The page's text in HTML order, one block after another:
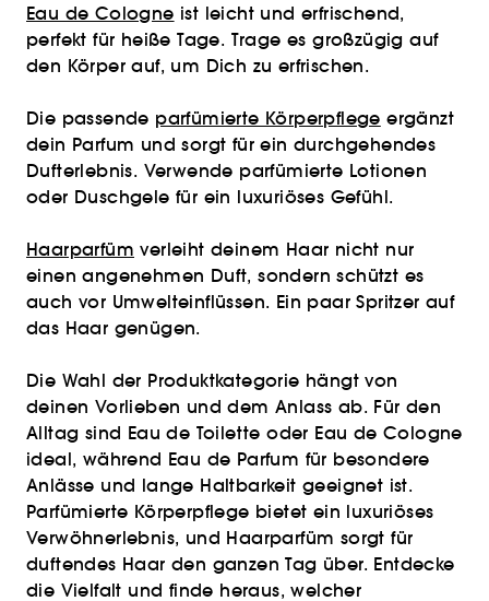
Eau de Cologne ist leicht und erfrischend,
perfekt für heiße Tage. Trage es großzügig auf
den Körper auf, um Dich zu erfrischen.
Die passende parfümierte Körperpflege ergänzt
dein Parfum und sorgt für ein durchgehendes
Dufterlebnis. Verwende parfümierte Lotionen
oder Duschgele für ein luxuriöses Gefühl.
Haarparfüm verleiht deinem Haar nicht nur
einen angenehmen Duft, sondern schützt es
auch vor Umwelteinflüssen. Ein paar Spritzer auf
das Haar genügen.
Die Wahl der Produktkategorie hängt von
deinen Vorlieben und dem Anlass ab. Für den
Alltag sind Eau de Toilette oder Eau de Cologne
ideal, während Eau de Parfum für besondere
Anlässe und lange Haltbarkeit geeignet ist.
Parfümierte Körperpflege bietet ein luxuriöses
Verwöhnerlebnis, und Haarparfüm sorgt für
duftendes Haar den ganzen Tag über. Entdecke
die Vielfalt und finde heraus, welcher